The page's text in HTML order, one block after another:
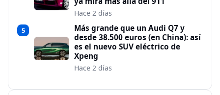
Hace 2 días
5
Más grande que un Audi Q7 y
desde 38.500 euros (en China): así
es el nuevo SUV eléctrico de
Xpeng
Hace 2 días